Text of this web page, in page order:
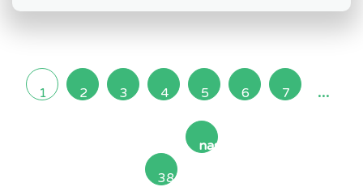
1 2 3 4 5 6 7 ...
38
następna